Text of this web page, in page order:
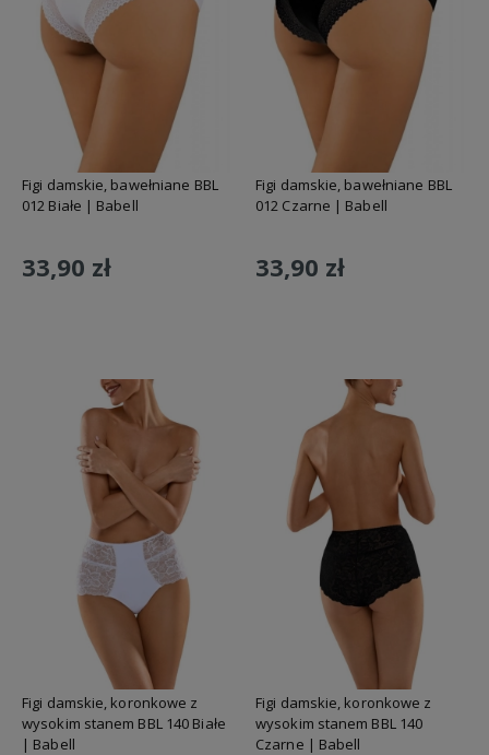
Figi damskie, bawełniane BBL
012 Białe | Babell
33,90 zł
Figi damskie, bawełniane BBL
012 Czarne | Babell
33,90 zł
Figi damskie, koronkowe z
wysokim stanem BBL 140 Białe
| Babell
Figi damskie, koronkowe z
wysokim stanem BBL 140
Czarne | Babell